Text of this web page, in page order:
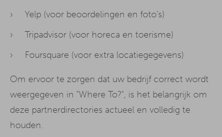
Yelp (voor beoordelingen en foto's)
Tripadvisor (voor horeca en toerisme)
Foursquare (voor extra locatiegegevens)
Om ervoor te zorgen dat uw bedrijf correct wordt
weergegeven in "Where To?", is het belangrijk om
deze partnerdirectories actueel en volledig te
houden.